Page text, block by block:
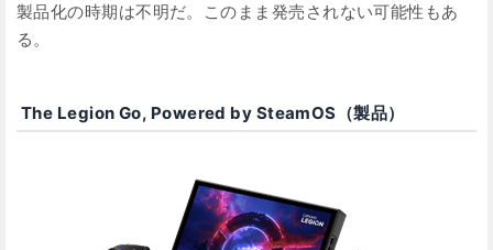
製品化の時期は不明だ。このまま発売されない可能性もあ
る。
The Legion Go, Powered by SteamOS（製品）